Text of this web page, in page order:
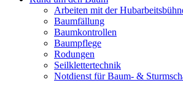
Arbeiten mit der
Baumfällung
Baumkontrollen
Baumpflege
Rodungen
Seilklettertechnik
Notdienst für Baum- &